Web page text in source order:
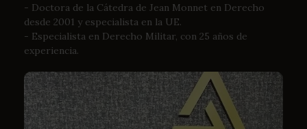
- Doctora de la Cátedra de Jean Monnet en Derecho
desde 2001 y especialista en la UE.
- Especialista en Derecho Militar, con 25 años de
experiencia.